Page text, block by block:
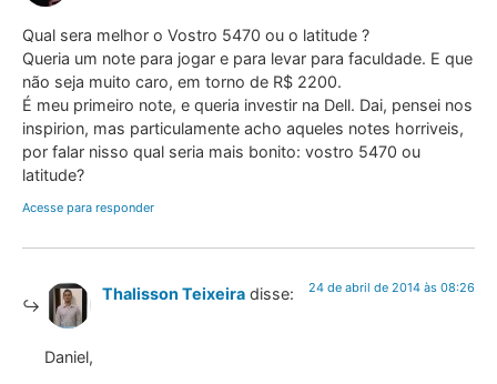
Qual sera melhor o Vostro 5470 ou o latitude ?
Queria um note para jogar e para levar para faculdade. E que
não seja muito caro, em torno de R$ 2200.
É meu primeiro note, e queria investir na Dell. Dai, pensei nos
inspirion, mas particulamente acho aqueles notes horriveis,
por falar nisso qual seria mais bonito: vostro 5470 ou
latitude?
Acesse para responder
Thalisson Teixeira disse: 24 de abril de 2014 às 08:26
Daniel,